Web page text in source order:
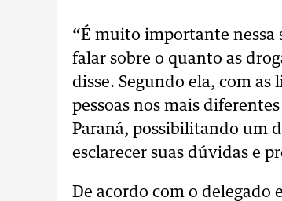
“É muito importante nessa
falar sobre o quanto as
disse. Segundo ela, com as
pessoas nos mais
Paraná, possibilitando um
esclarecer suas dúvidas e
De acordo com o delegado